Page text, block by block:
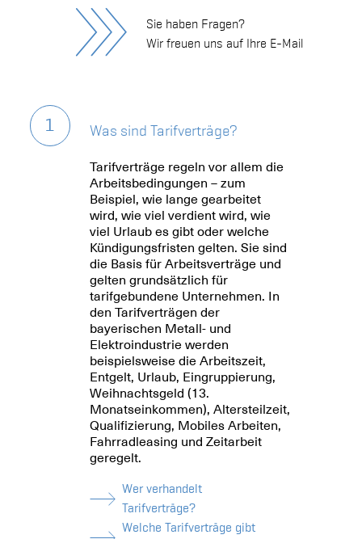
Sie haben Fragen?
Wir freuen uns auf Ihre E-Mail
1 Was sind Tarifverträge?
Tarifverträge regeln vor allem die
Arbeitsbedingungen – zum
Beispiel, wie lange gearbeitet
wird, wie viel verdient wird, wie
viel Urlaub es gibt oder welche
Kündigungsfristen gelten. Sie sind
die Basis für Arbeitsverträge und
gelten grundsätzlich für
tarifgebundene Unternehmen. In
den Tarifverträgen der
bayerischen Metall- und
Elektroindustrie werden
beispielsweise die Arbeitszeit,
Entgelt, Urlaub, Eingruppierung,
Weihnachtsgeld (13.
Monatseinkommen), Altersteilzeit,
Qualifizierung, Mobiles Arbeiten,
Fahrradleasing und Zeitarbeit
geregelt.
Wer verhandelt
Tarifverträge?
Welche Tarifverträge gibt